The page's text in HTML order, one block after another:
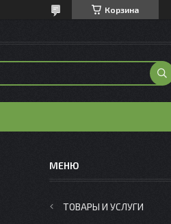
Корзина
ТОВАРЫ И УСЛУГИ